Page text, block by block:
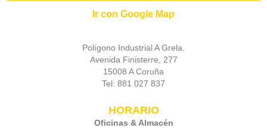
Ir con Google Map
Polígono Industrial A Grela.
Avenida Finisterre, 277
15008 A Coruña
Tel: 881 027 837
HORARIO
Oficinas & Almacén